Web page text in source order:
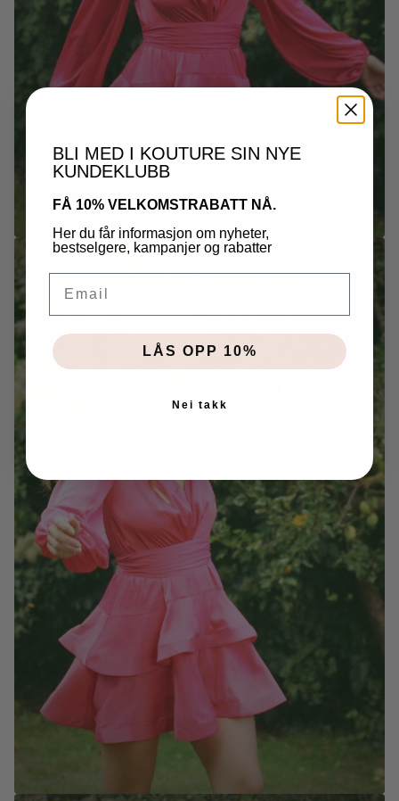
BLI MED I KOUTURE SIN NYE
KUNDEKLUBB
FÅ 10% VELKOMSTRABATT NÅ.
Her du får informasjon om nyheter,
bestselgere, kampanjer og rabatter
LÅS OPP 10%
Nei takk